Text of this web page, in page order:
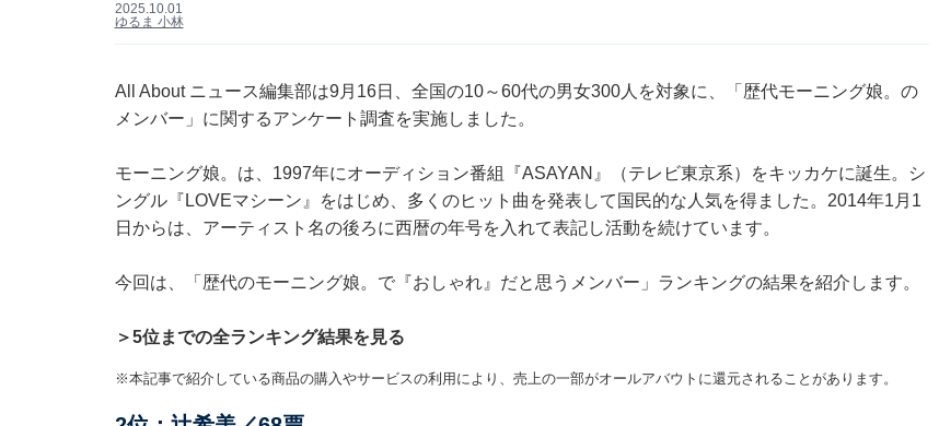
2025.10.01
ゆるま 小林
All About ニュース編集部は9月16日、全国の10～60代の男女300人を対象に、「歴代モーニング娘。の
メンバー」に関するアンケート調査を実施しました。
モーニング娘。は、1997年にオーディション番組『ASAYAN』（テレビ東京系）をキッカケに誕生。シ
ングル『LOVEマシーン』をはじめ、多くのヒット曲を発表して国民的な人気を得ました。2014年1月1
日からは、アーティスト名の後ろに西暦の年号を入れて表記し活動を続けています。
今回は、「歴代のモーニング娘。で『おしゃれ』だと思うメンバー」ランキングの結果を紹介します。
＞5位までの全ランキング結果を見る
※本記事で紹介している商品の購入やサービスの利用により、売上の一部がオールアバウトに還元されることがあります。